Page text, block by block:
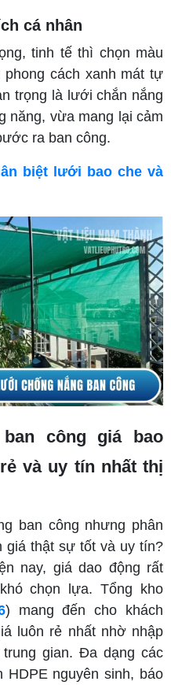
cá nhân
tinh tế thì chọn màu
cách xanh mát tự
trọng là lưới chắn nắng
năng, vừa mang lại cảm
ra ban công.
biệt lưới bao che và
công giá bao
và uy tín nhất thị
ban công nhưng phân
giá thật sự tốt và uy tín?
nay, giá dao động rất
chọn lựa. Tổng kho
) mang đến cho khách
luôn rẻ nhất nhờ nhập
gian. Đa dạng các
nguyên sinh, báo